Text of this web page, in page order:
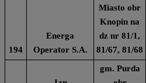
194
Energa
Operator S.A.
Miasto obr
Knopin na
dz nr 81/1,
81/67, 81/68
gm. Purda